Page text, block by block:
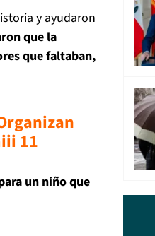
y ayudaron
que la
que faltaban,
11
un niño que